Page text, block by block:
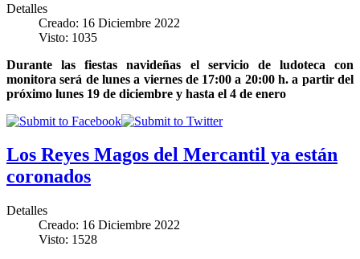
Detalles
Creado: 16 Diciembre 2022
Visto: 1035
Durante las fiestas navideñas el servicio de ludoteca con
monitora será de lunes a viernes de 17:00 a 20:00 h. a partir del
próximo lunes 19 de diciembre y hasta el 4 de enero
Los Reyes Magos del Mercantil ya están
coronados
Detalles
Creado: 16 Diciembre 2022
Visto: 1528